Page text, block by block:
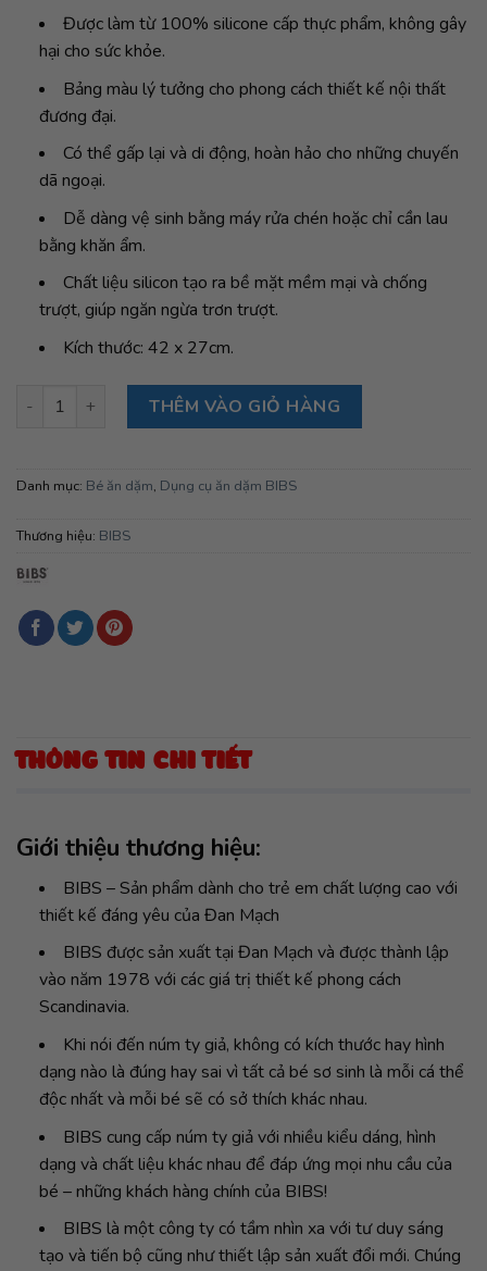
Được làm từ 100% silicone cấp thực phẩm, không gây
hại cho sức khỏe.
Bảng màu lý tưởng cho phong cách thiết kế nội thất
đương đại.
Có thể gấp lại và di động, hoàn hảo cho những chuyến
dã ngoại.
Dễ dàng vệ sinh bằng máy rửa chén hoặc chỉ cần lau
bằng khăn ẩm.
Chất liệu silicon tạo ra bề mặt mềm mại và chống
trượt, giúp ngăn ngừa trơn trượt.
Kích thước: 42 x 27cm.
Miếng lót dĩa cho bé ăn dặm BIBS Place Mat Classic, Blush số
THÊM VÀO GIỎ HÀNG
Danh mục: Bé ăn dặm, Dụng cụ ăn dặm BIBS
Thương hiệu: BIBS
THÔNG TIN CHI TIẾT
Giới thiệu thương hiệu:
BIBS – Sản phẩm dành cho trẻ em chất lượng cao với
thiết kế đáng yêu của Đan Mạch
BIBS được sản xuất tại Đan Mạch và được thành lập
vào năm 1978 với các giá trị thiết kế phong cách
Scandinavia.
Khi nói đến núm ty giả, không có kích thước hay hình
dạng nào là đúng hay sai vì tất cả bé sơ sinh là mỗi cá thể
độc nhất và mỗi bé sẽ có sở thích khác nhau.
BIBS cung cấp núm ty giả với nhiều kiểu dáng, hình
dạng và chất liệu khác nhau để đáp ứng mọi nhu cầu của
bé – những khách hàng chính của BIBS!
BIBS là một công ty có tầm nhìn xa với tư duy sáng
tạo và tiến bộ cũng như thiết lập sản xuất đổi mới. Chúng